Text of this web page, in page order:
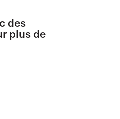
des
plus de